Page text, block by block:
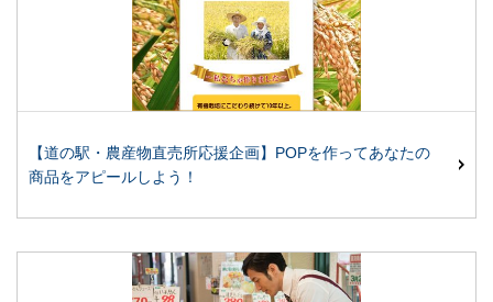
【道の駅・農産物直売所応援企画】POPを作ってあなたの
商品をアピールしよう！